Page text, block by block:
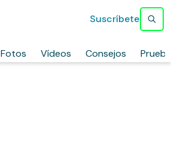
Fotos Vídeos Consejos
Suscríbete